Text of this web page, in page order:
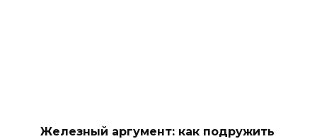
Железный аргумент: как подружить